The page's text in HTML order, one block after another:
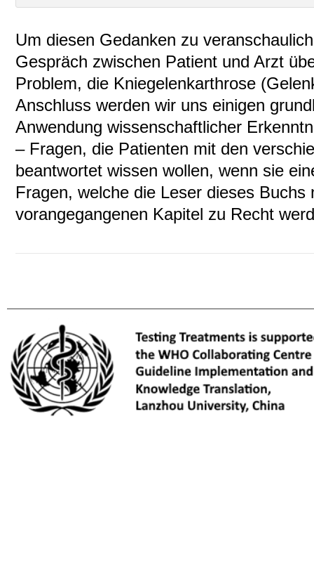
Um diesen Gedanken zu
Gespräch zwischen Patient und Arzt
Problem, die Kniegelenkarthrose
Anschluss werden wir uns einigen
Anwendung wissenschaftlicher
– Fragen, die Patienten mit den
beantwortet wissen wollen, wenn sie
Fragen, welche die Leser dieses Buchs
vorangegangenen Kapitel zu Recht